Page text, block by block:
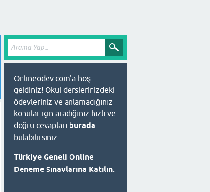
Onlineodev.com'a hoş
geldiniz! Okul derslerinizdeki
ödevleriniz ve anlamadığınız
konular için aradığınız hızlı ve
doğru cevapları burada
bulabilirsiniz.
Türkiye Geneli Online
Deneme Sınavlarına Katılın.